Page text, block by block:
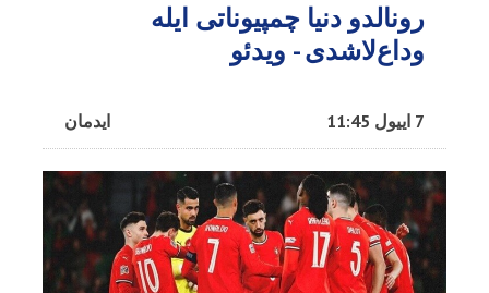
رونالدو دنیا چمپیوناتی ایله
وداع‌لاشدی - ویدئو
ایدمان 7 اییول 11:45